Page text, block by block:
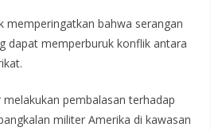
memperingatkan bahwa serangan
dapat memperburuk konflik antara
melakukan pembalasan terhadap
militer Amerika di kawasan